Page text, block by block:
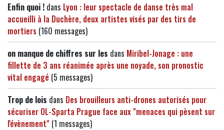
Enfin quoi ! dans Lyon : leur spectacle de danse très mal
accueilli à la Duchère, deux artistes visés par des tirs de
mortiers (160 messages)
on manque de chiffres sur les dans Miribel-Jonage : une
fillette de 3 ans réanimée après une noyade, son pronostic
vital engagé (5 messages)
Trop de lois dans Des brouilleurs anti-drones autorisés pour
sécuriser OL-Sparta Prague face aux "menaces qui pèsent sur
l'évènement" (1 messages)